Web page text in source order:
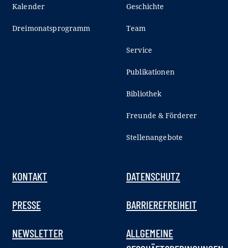
Kalender
Dreimonatsprogramm
Geschichte
Team
Service
Publikationen
Bibliothek
Freunde & Förderer
Stellenangebote
KONTAKT
PRESSE
NEWSLETTER
DATENSCHUTZ
BARRIEREFREIHEIT
ALLGEMEINE